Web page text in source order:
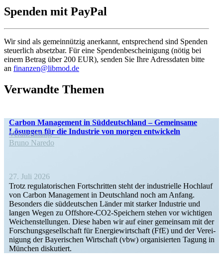
Spenden mit PayPal
Wir sind als gemein­nützig anerkannt, entspre­chend sind Spenden
steuerlich absetzbar. Für eine Spenden­be­schei­nigung (nötig bei
einem Betrag über 200 EUR), senden Sie Ihre Adress­daten bitte
an finanzen@libmod.de
Verwandte Themen
Carbon Management in Süddeutschland – Gemeinsame
Lösungen für die Industrie von morgen entwickeln
Veran­staltung
Bruno Naredo
27. Juli 2026
Trotz regula­to­ri­schen Fortschritten steht der indus­trielle Hochlauf
von Carbon Management in Deutschland noch am Anfang.
Besonders die süddeut­schen Länder mit starker Industrie und
langen Wegen zu Offshore-CO2-Speichern stehen vor wichtigen
Weichen­stel­lungen. Diese haben wir auf einer gemeinsam mit der
Forschungs­ge­sell­schaft für Energie­wirt­schaft (FfE) und der Verei­
nigung der Bayeri­schen Wirtschaft (vbw) organi­sierten Tagung in
München diskutiert.